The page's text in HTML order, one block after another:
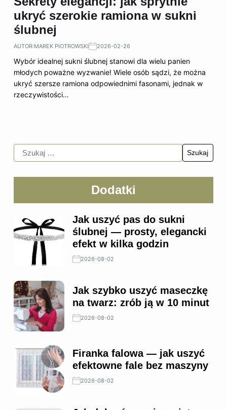
ukryć szerokie ramiona w sukni
ślubnej
AUTOR:MAREK PIOTROWSKI 2026-02-26
Wybór idealnej sukni ślubnej stanowi dla wielu panien
młodych poważne wyzwanie! Wiele osób sądzi, że można
ukryć szersze ramiona odpowiednimi fasonami, jednak w
rzeczywistości…
Dodatki
Jak uszyć pas do sukni
ślubnej — prosty, elegancki
efekt w kilka godzin
2026-08-02
Jak szybko uszyć maseczkę
na twarz: zrób ją w 10 minut
2026-08-02
Firanka falowa — jak uszyć
efektowne fale bez maszyny
2026-08-02